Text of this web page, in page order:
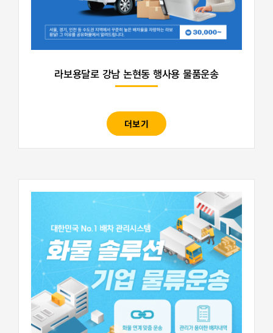
라보용달로 강남 논현동 행사용 물품운송
더보기